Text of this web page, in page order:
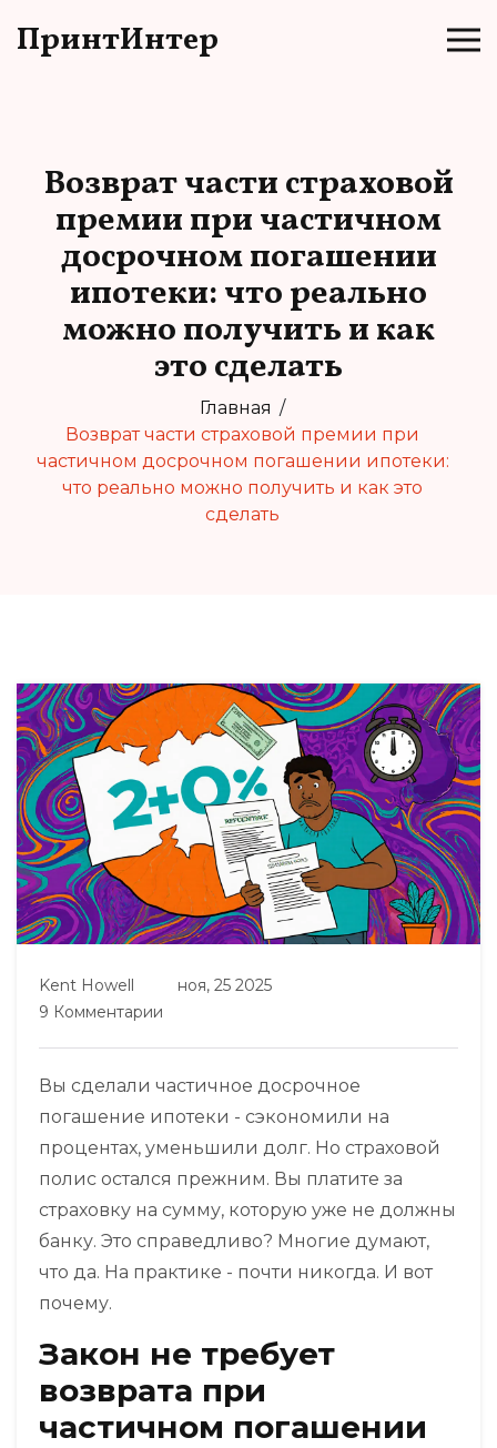
ПринтИнтер
Возврат части страховой
премии при частичном
досрочном погашении
ипотеки: что реально
можно получить и как
это сделать
Главная
Возврат части страховой премии при
частичном досрочном погашении ипотеки:
что реально можно получить и как это
сделать
Kent Howell
ноя, 25 2025
9 Комментарии
Вы сделали частичное досрочное
погашение ипотеки - сэкономили на
процентах, уменьшили долг. Но страховой
полис остался прежним. Вы платите за
страховку на сумму, которую уже не должны
банку. Это справедливо? Многие думают,
что да. На практике - почти никогда. И вот
почему.
Закон не требует
возврата при
частичном погашении